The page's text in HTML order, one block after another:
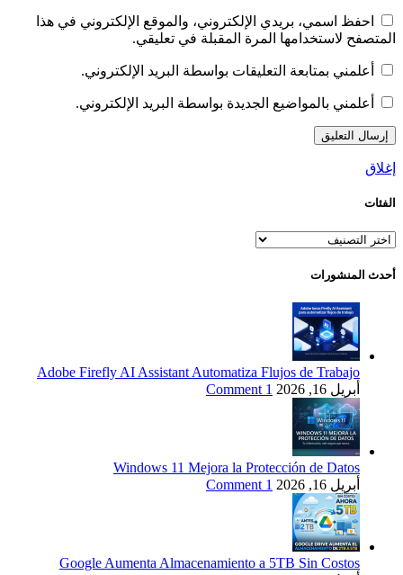
احفظ اسمي، بريدي الإلكتروني، والموقع الإلكتروني في هذا
المتصفح لاستخدامها المرة المقبلة في تعليقي.
أعلمني بمتابعة التعليقات بواسطة البريد الإلكتروني.
أعلمني بالمواضيع الجديدة بواسطة البريد الإلكتروني.
إغلاق
الفئات
الفئات
أحدث المنشورات
Adobe Firefly AI Assistant Automatiza Flujos de Trabajo
أبريل 16, 2026
1 Comment
Windows 11 Mejora la Protección de Datos
أبريل 16, 2026
1 Comment
Google Aumenta Almacenamiento a 5TB Sin Costos